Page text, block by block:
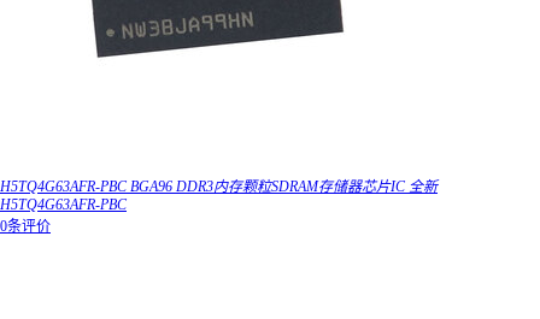
H5TQ4G63AFR-PBC BGA96 DDR3内存颗粒SDRAM存储器芯片IC 全新
H5TQ4G63AFR-PBC
0条评价